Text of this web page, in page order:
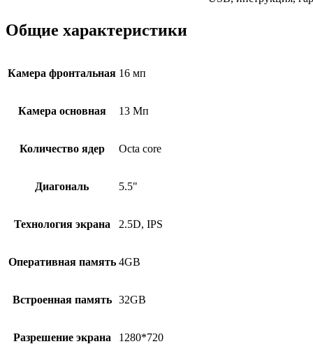
Общие характеристики
Камера фронтальная 16 мп
Камера основная 13 Мп
Количество ядер Octa core
Диагональ 5.5"
Технология экрана 2.5D, IPS
Оперативная память 4GB
Встроенная память 32GB
Разрешение экрана 1280*720